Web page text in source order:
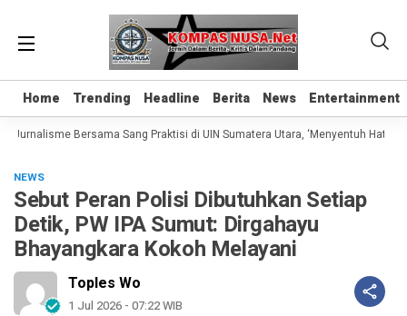
Home Trending Headline Berita News Entertainment
Home Trending Headline Berita News Entertainment
Bersama Sang Praktisi di UIN Sumatera Utara, ‘Menyentuh Hati
NEWS
Sebut Peran Polisi Dibutuhkan Setiap
Detik, PW IPA Sumut: Dirgahayu
Bhayangkara Kokoh Melayani
Toples Wo
1 Jul 2026 - 07:22 WIB